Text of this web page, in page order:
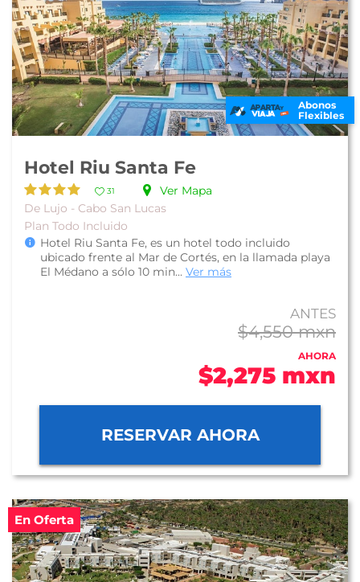
Abonos
Flexibles
Hotel Riu Santa Fe
31
Ver Mapa
De Lujo - Cabo San Lucas
Plan Todo Incluido
Hotel Riu Santa Fe, es un hotel todo incluido
ubicado frente al Mar de Cortés, en la llamada playa
El Médano a sólo 10 min... Ver más
ANTES
$4,550 mxn
AHORA
$2,275 mxn
RESERVAR AHORA
En Oferta